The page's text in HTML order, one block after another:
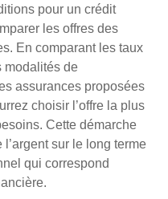
pour un crédit
les offres des
En comparant les taux
modalités de
assurances proposées
choisir l’offre la plus
Cette démarche
sur le long terme
qui correspond